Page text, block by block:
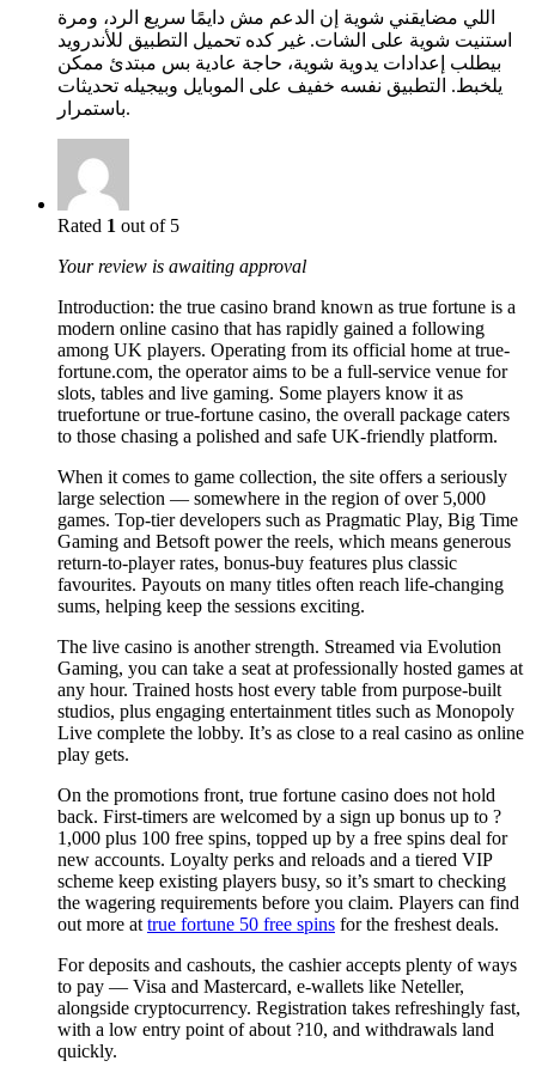
اللي مضايقني شوية إن الدعم مش دايمًا سريع الرد، ومرة
استنيت شوية على الشات. غير كده تحميل التطبيق للأندرويد
بيطلب إعدادات يدوية شوية، حاجة عادية بس مبتدئ ممكن
يلخبط. التطبيق نفسه خفيف على الموبايل وبيجيله تحديثات
باستمرار.
Rated 1 out of 5
Your review is awaiting approval
Introduction: the true casino brand known as true fortune is a
modern online casino that has rapidly gained a following
among UK players. Operating from its official home at true-
fortune.com, the operator aims to be a full-service venue for
slots, tables and live gaming. Some players know it as
truefortune or true-fortune casino, the overall package caters
to those chasing a polished and safe UK-friendly platform.
When it comes to game collection, the site offers a seriously
large selection — somewhere in the region of over 5,000
games. Top-tier developers such as Pragmatic Play, Big Time
Gaming and Betsoft power the reels, which means generous
return-to-player rates, bonus-buy features plus classic
favourites. Payouts on many titles often reach life-changing
sums, helping keep the sessions exciting.
The live casino is another strength. Streamed via Evolution
Gaming, you can take a seat at professionally hosted games at
any hour. Trained hosts host every table from purpose-built
studios, plus engaging entertainment titles such as Monopoly
Live complete the lobby. It’s as close to a real casino as online
play gets.
On the promotions front, true fortune casino does not hold
back. First-timers are welcomed by a sign up bonus up to ?
1,000 plus 100 free spins, topped up by a free spins deal for
new accounts. Loyalty perks and reloads and a tiered VIP
scheme keep existing players busy, so it’s smart to checking
the wagering requirements before you claim. Players can find
out more at true fortune 50 free spins for the freshest deals.
For deposits and cashouts, the cashier accepts plenty of ways
to pay — Visa and Mastercard, e-wallets like Neteller,
alongside cryptocurrency. Registration takes refreshingly fast,
with a low entry point of about ?10, and withdrawals land
quickly.